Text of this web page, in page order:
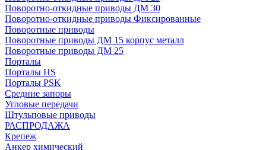
Поворотно-откидные приводы ДМ 30
Поворотно-откидные приводы Фиксированные
Поворотные приводы
Поворотные приводы ДМ 15 корпус металл
Поворотные приводы ДМ 25
Порталы
Порталы HS
Порталы PSK
Средние запоры
Угловые передачи
Штульповые приводы
РАСПРОДАЖА
Крепеж
Анкер химический